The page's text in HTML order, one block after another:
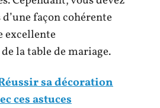
façon cohérente
excellente
la table de mariage.
sa décoration
ces astuces